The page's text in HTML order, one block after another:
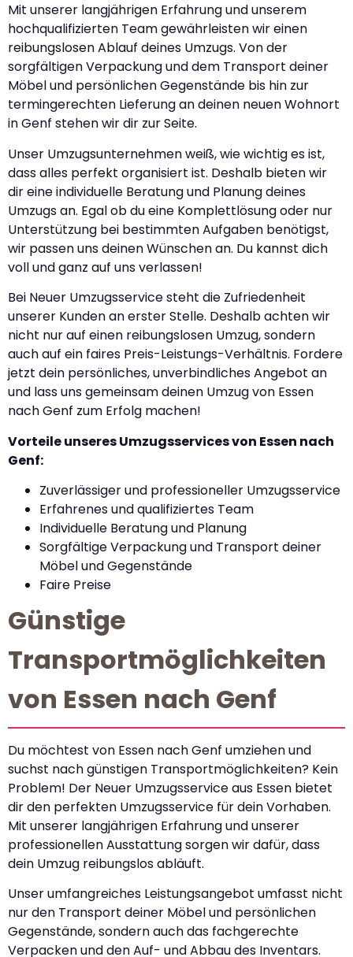
Mit unserer langjährigen Erfahrung und unserem
hochqualifizierten Team gewährleisten wir einen
reibungslosen Ablauf deines Umzugs. Von der
sorgfältigen Verpackung und dem Transport deiner
Möbel und persönlichen Gegenstände bis hin zur
termingerechten Lieferung an deinen neuen Wohnort
in Genf stehen wir dir zur Seite.
Unser Umzugsunternehmen weiß, wie wichtig es ist,
dass alles perfekt organisiert ist. Deshalb bieten wir
dir eine individuelle Beratung und Planung deines
Umzugs an. Egal ob du eine Komplettlösung oder nur
Unterstützung bei bestimmten Aufgaben benötigst,
wir passen uns deinen Wünschen an. Du kannst dich
voll und ganz auf uns verlassen!
Bei Neuer Umzugsservice steht die Zufriedenheit
unserer Kunden an erster Stelle. Deshalb achten wir
nicht nur auf einen reibungslosen Umzug, sondern
auch auf ein faires Preis-Leistungs-Verhältnis. Fordere
jetzt dein persönliches, unverbindliches Angebot an
und lass uns gemeinsam deinen Umzug von Essen
nach Genf zum Erfolg machen!
Vorteile unseres Umzugsservices von Essen nach
Genf:
Zuverlässiger und professioneller Umzugsservice
Erfahrenes und qualifiziertes Team
Individuelle Beratung und Planung
Sorgfältige Verpackung und Transport deiner
Möbel und Gegenstände
Faire Preise
Günstige
Transportmöglichkeiten
von Essen nach Genf
Du möchtest von Essen nach Genf umziehen und
suchst nach günstigen Transportmöglichkeiten? Kein
Problem! Der Neuer Umzugsservice aus Essen bietet
dir den perfekten Umzugsservice für dein Vorhaben.
Mit unserer langjährigen Erfahrung und unserer
professionellen Ausstattung sorgen wir dafür, dass
dein Umzug reibungslos abläuft.
Unser umfangreiches Leistungsangebot umfasst nicht
nur den Transport deiner Möbel und persönlichen
Gegenstände, sondern auch das fachgerechte
Verpacken und den Auf- und Abbau des Inventars.